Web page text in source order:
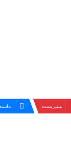
بينتيريست